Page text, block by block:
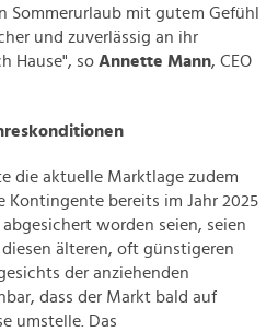
Sommerurlaub mit gutem Gefühl
und zuverlässig an ihr
Hause", so Annette Mann, CEO
die aktuelle Marktlage zudem
Kontingente bereits im Jahr 2025
worden seien, seien
älteren, oft günstigeren
der anziehenden
dass der Markt bald auf
umstelle. Das